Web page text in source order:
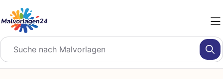
Inhalt
springen